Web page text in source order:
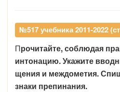
№517 учебника 2011-2022
Прочитайте, соблюдая
интонацию. Укажите
щения и междометия.
знаки препинания.